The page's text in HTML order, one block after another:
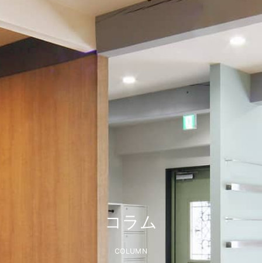
コラム
COLUMN